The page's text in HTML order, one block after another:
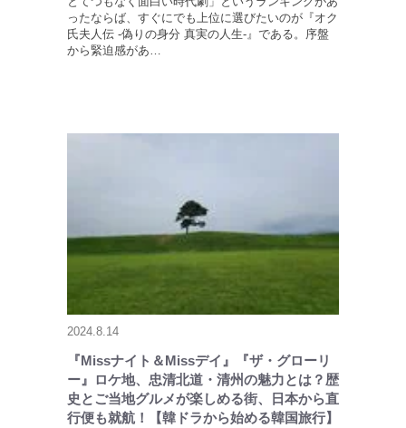
ったならば、すぐにでも上位に選びたいのが『オク
氏夫人伝 -偽りの身分 真実の人生-』である。序盤
から緊迫感があ…
2024.8.14
『Missナイト＆Missデイ』『ザ・グローリ
ー』ロケ地、忠清北道・清州の魅力とは？歴
史とご当地グルメが楽しめる街、日本から直
行便も就航！【韓ドラから始める韓国旅行】